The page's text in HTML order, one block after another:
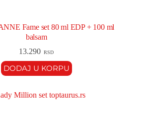
Fame set 80 ml EDP + 100 ml
balsam
13.290 RSD
DODAJ U KORPU